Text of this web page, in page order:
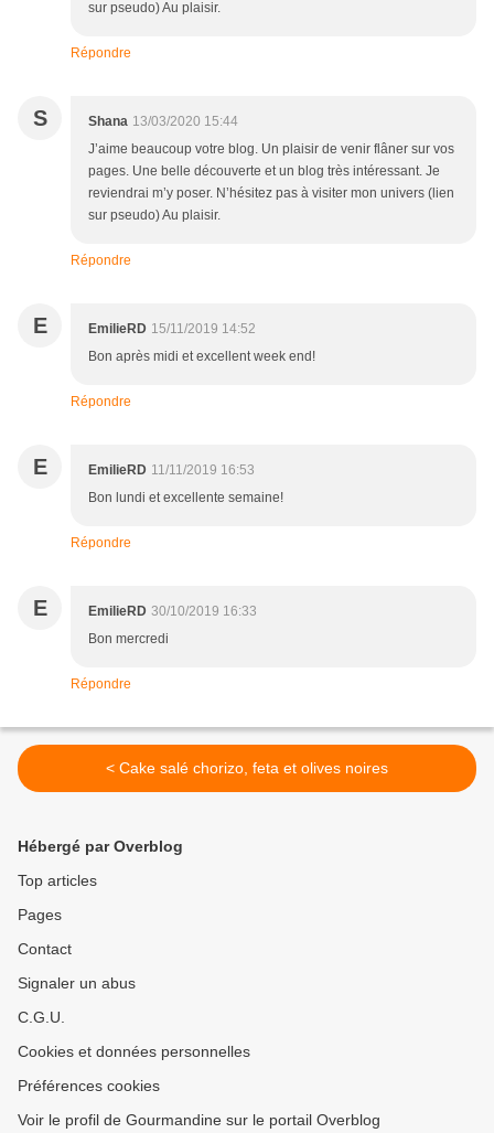
sur pseudo) Au plaisir.
Répondre
S Shana 13/03/2020 15:44
J’aime beaucoup votre blog. Un plaisir de venir flâner sur vos
pages. Une belle découverte et un blog très intéressant. Je
reviendrai m’y poser. N’hésitez pas à visiter mon univers (lien
sur pseudo) Au plaisir.
Répondre
E EmilieRD 15/11/2019 14:52
Bon après midi et excellent week end!
Répondre
E EmilieRD 11/11/2019 16:53
Bon lundi et excellente semaine!
Répondre
E EmilieRD 30/10/2019 16:33
Bon mercredi
Répondre
< Cake salé chorizo, feta et olives noires
Hébergé par Overblog
Top articles
Pages
Contact
Signaler un abus
C.G.U.
Cookies et données personnelles
Préférences cookies
Voir le profil de Gourmandine sur le portail Overblog